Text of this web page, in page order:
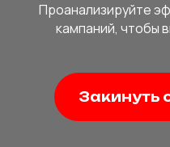
Проанализируйте
кампаний, чтобы
Закинуть